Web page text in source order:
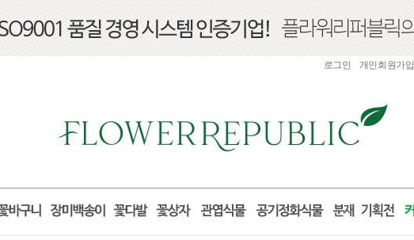
로그인 개인회원가입